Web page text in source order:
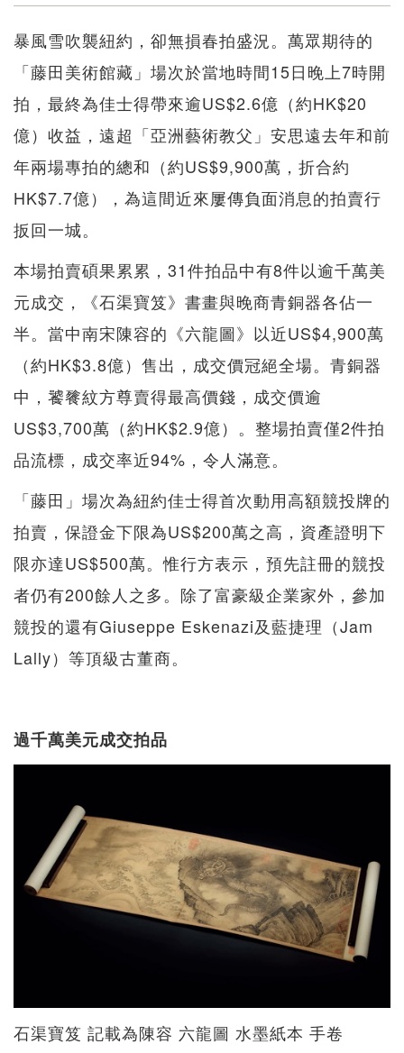
暴風雪吹襲紐約，卻無損春拍盛況。萬眾期待的
「藤田美術館藏」場次於當地時間15日晚上7時開
拍，最終為佳士得帶來逾US$2.6億（約HK$20
億）收益，遠超「亞洲藝術教父」安思遠去年和前
年兩場專拍的總和（約US$9,900萬，折合約
HK$7.7億），為這間近來屢傳負面消息的拍賣行
扳回一城。
本場拍賣碩果累累，31件拍品中有8件以逾千萬美
元成交，《石渠寶笈》書畫與晚商青銅器各佔一
半。當中南宋陳容的《六龍圖》以近US$4,900萬
（約HK$3.8億）售出，成交價冠絕全場。青銅器
中，饕餮紋方尊賣得最高價錢，成交價逾
US$3,700萬（約HK$2.9億）。整場拍賣僅2件拍
品流標，成交率近94%，令人滿意。
「藤田」場次為紐約佳士得首次動用高額競投牌的
拍賣，保證金下限為US$200萬之高，資產證明下
限亦達US$500萬。惟行方表示，預先註冊的競投
者仍有200餘人之多。除了富豪級企業家外，參加
競投的還有Giuseppe Eskenazi及藍捷理（Jam
Lally）等頂級古董商。
過千萬美元成交拍品
石渠寶笈 記載為陳容 六龍圖 水墨紙本 手卷